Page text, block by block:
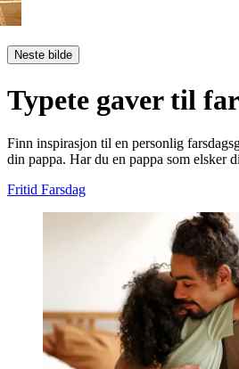
Neste bilde
Typete gaver til far
Finn inspirasjon til en personlig
din pappa. Har du en pappa som elsker
Fritid Farsdag